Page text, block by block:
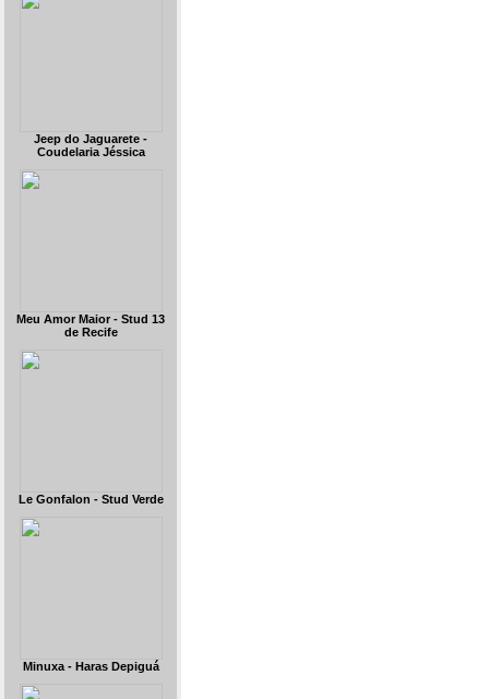
Jeep do Jaguarete -
Coudelaria Jéssica
Meu Amor Maior - Stud 13
de Recife
Le Gonfalon - Stud Verde
Minuxa - Haras Depiguá